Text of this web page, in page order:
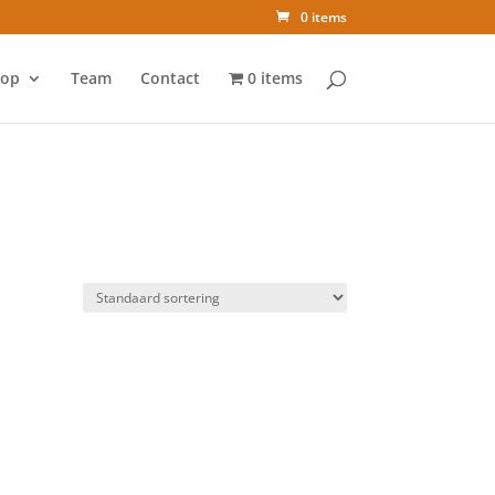
0 items
Team Contact 0 items